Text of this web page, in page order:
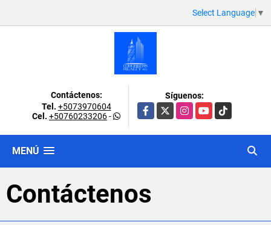
Select Language ▼
Contáctenos:
Tel. +5073970604
Cel. +50760233206-
Síguenos:
Facebook
X InstagramYouTubeTikTok
MENÚ
Contáctenos